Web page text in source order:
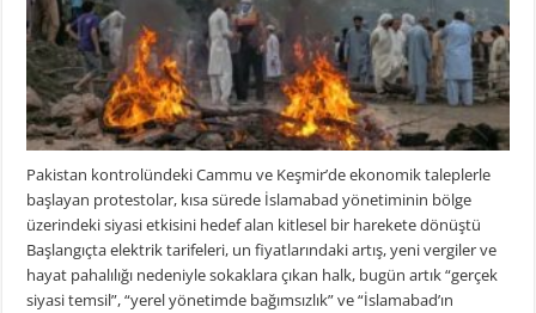
Pakistan kontrolündeki Cammu ve Keşmir’de ekonomik taleplerle
başlayan protestolar, kısa sürede İslamabad yönetiminin bölge
üzerindeki siyasi etkisini hedef alan kitlesel bir harekete dönüştü
Başlangıçta elektrik tarifeleri, un fiyatlarındaki artış, yeni vergiler ve
hayat pahalılığı nedeniyle sokaklara çıkan halk, bugün artık “gerçek
siyasi temsil”, “yerel yönetimde bağımsızlık” ve “İslamabad’ın